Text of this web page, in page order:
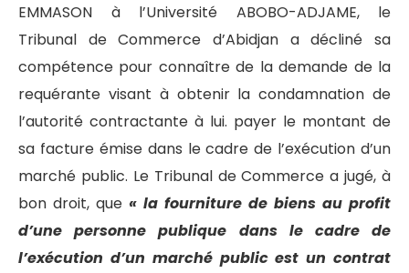
EMMASON à l’Université ABOBO-ADJAME, le
Tribunal de Commerce d’Abidjan a décliné sa
compétence pour connaître de la demande de la
requérante visant à obtenir la condamnation de
l’autorité contractante à lui. payer le montant de
sa facture émise dans le cadre de l’exécution d’un
marché public. Le Tribunal de Commerce a jugé, à
bon droit, que « la fourniture de biens au profit
d’une personne publique dans le cadre de
l’exécution d’un marché public est un contrat